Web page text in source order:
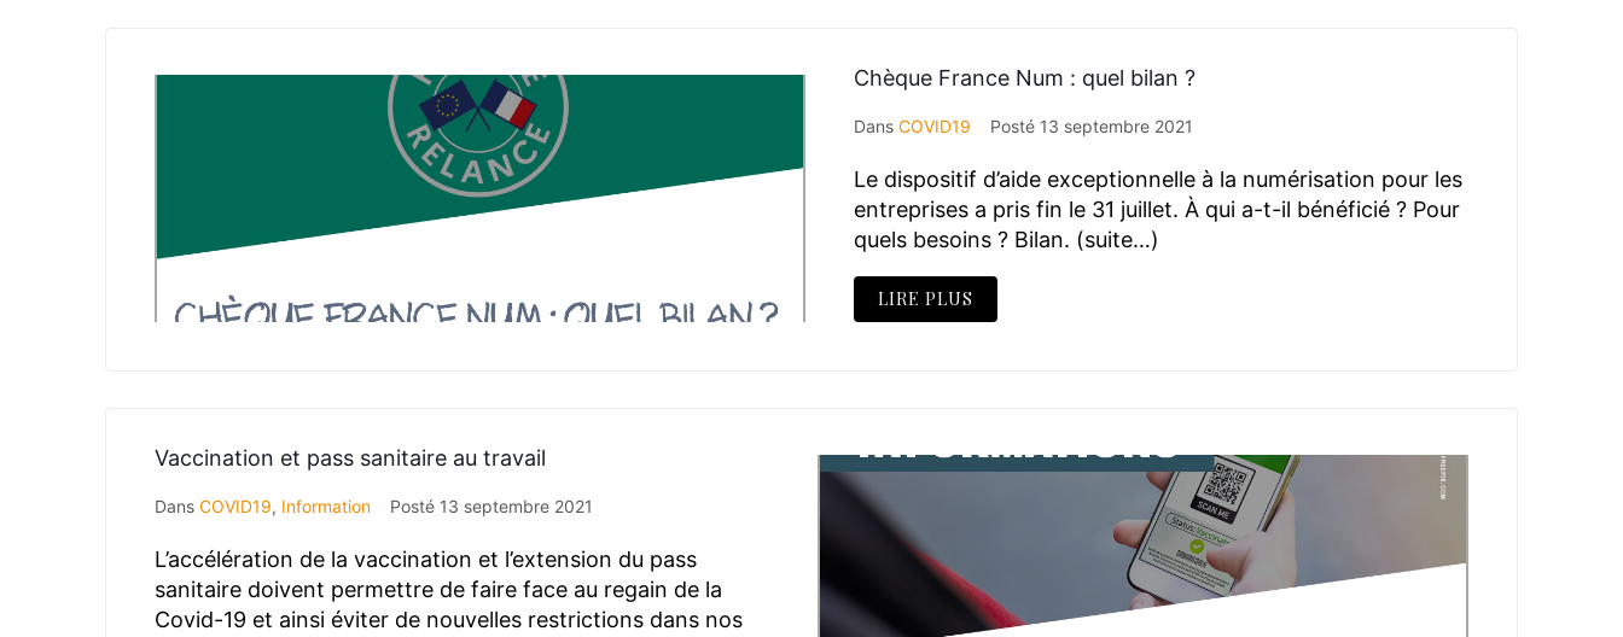
Chèque France Num : quel bilan ?
DansCOVID19 Posté 13 septembre 2021
Le dispositif d’aide exceptionnelle à la numérisation pour les
entreprises a pris fin le 31 juillet. À qui a-t-il bénéficié ? Pour
quels besoins ? Bilan. (suite…)
LIRE PLUS
Vaccination et pass sanitaire au travail
Dans COVID19, Information Posté 13 septembre 2021
L’accélération de la vaccination et l’extension du pass
sanitaire doivent permettre de faire face au regain de la
Covid-19 et ainsi éviter de nouvelles restrictions dans nos